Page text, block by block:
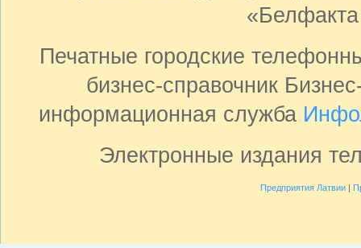
Печатные городские
бизнес-справочник
информационная служба
Электронные издания
Предприятия Латвии|